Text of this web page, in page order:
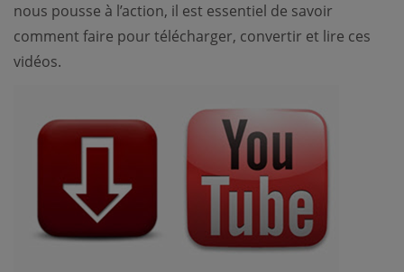
nous pousse à l’action, il est essentiel de savoir
comment faire pour télécharger, convertir et lire ces
vidéos.